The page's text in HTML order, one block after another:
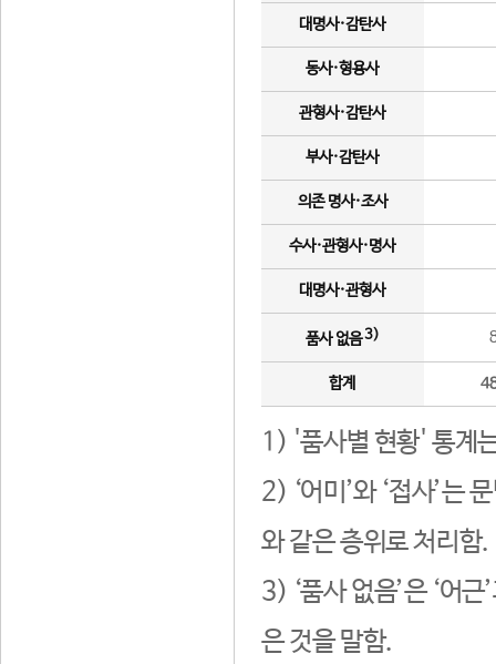
대명사·감탄사
동사·형용사
관형사·감탄사
부사·감탄사
의존 명사·조사
수사·관형사·명사
대명사·관형사
품사 없음3)
합계
1) '품사별 현황' 통계
2) ‘어미’와 ‘접사’는
와 같은 층위로 처리함.
3) ‘품사 없음’은 ‘어
은 것을 말함.